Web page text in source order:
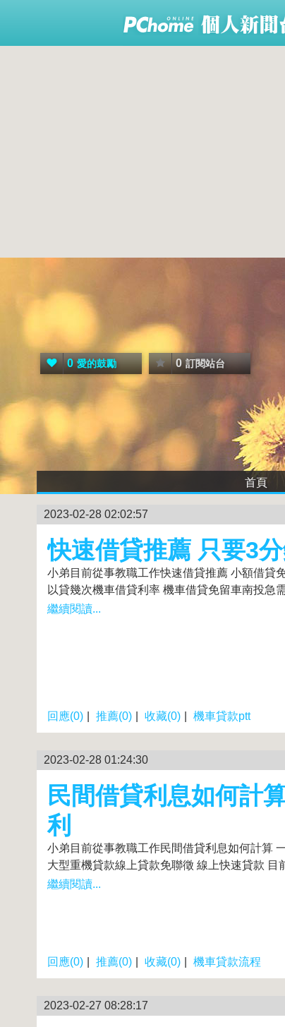
0 愛的鼓勵 0 訂閱站台
首頁
2023-02-28 02:02:57
快速借貸推薦 只要3
小弟目前從事教職工作快速借貸推薦 小額借貸
以貸幾次機車借貸利率 機車借貸免留車南投急
繼續閱讀...
回應(0) 推薦(0) 收藏(0) 機車貸款ptt
2023-02-28 01:24:30
民間借貸利息如何計
利
小弟目前從事教職工作民間借貸利息如何計算
大型重機貸款線上貸款免聯徵 線上快速貸款 目
繼續閱讀...
回應(0) 推薦(0) 收藏(0) 機車貸款流程
2023-02-27 08:28:17